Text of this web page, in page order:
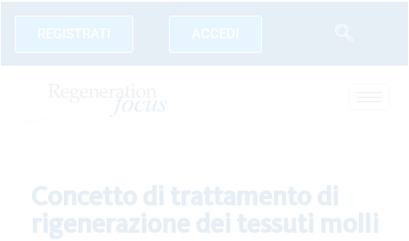
REGISTRATI ACCEDI
Concetto di trattamento di
rigenerazione dei tessuti molli